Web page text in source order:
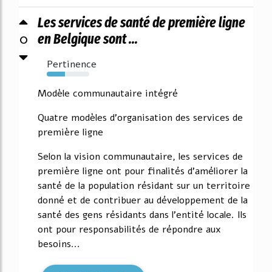
0
Les services de santé de première ligne
en Belgique sont ...
Pertinence
43%
Modèle communautaire intégré
Quatre modèles d'organisation des services de
première ligne
Selon la vision communautaire, les services de
première ligne ont pour finalités d'améliorer la
santé de la population résidant sur un territoire
donné et de contribuer au développement de la
santé des gens résidants dans l'entité locale. Ils
ont pour responsabilités de répondre aux
besoins...